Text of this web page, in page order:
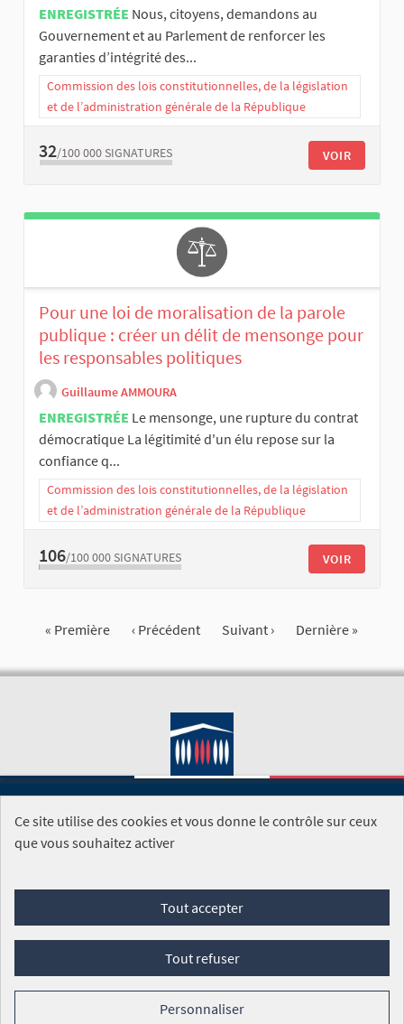
ENREGISTRÉE Nous, citoyens, demandons au
Gouvernement et au Parlement de renforcer les
garanties d’intégrité des...
Commission des lois constitutionnelles, de la législation
et de l’administration générale de la République
32/100 000 SIGNATURES VOIR
Pour une loi de moralisation de la parole
publique : créer un délit de mensonge pour
les responsables politiques
Guillaume AMMOURA
ENREGISTRÉE Le mensonge, une rupture du contrat
démocratique La légitimité d'un élu repose sur la
confiance q...
Commission des lois constitutionnelles, de la législation
et de l’administration générale de la République
106/100 000 SIGNATURES VOIR
« Première ‹ Précédent Suivant › Dernière »
SITE DE L'ASSEMBLÉE NATIONALE
Foire aux questions
Conditions générales d'utilisation (CGU)
Mentions légales
Cookies
Ce site utilise des cookies et vous donne le contrôle sur ceux
que vous souhaitez activer
Tout accepter
Tout refuser
Personnaliser